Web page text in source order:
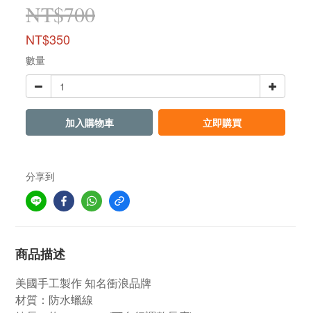
NT$700
NT$350
數量
加入購物車 立即購買
分享到
商品描述
美國手工製作 知名衝浪品牌
材質：防水蠟線